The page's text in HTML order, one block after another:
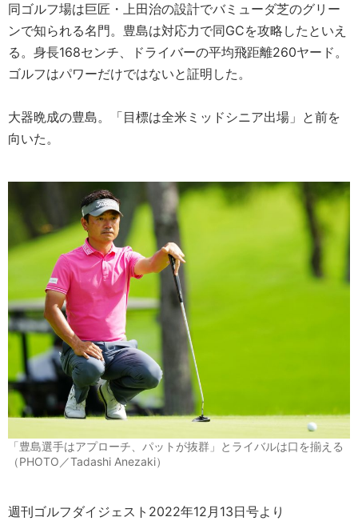
同ゴルフ場は巨匠・上田治の設計でバミューダ芝のグリー
ンで知られる名門。豊島は対応力で同GCを攻略したといえ
る。身長168センチ、ドライバーの平均飛距離260ヤード。
ゴルフはパワーだけではないと証明した。
大器晩成の豊島。「目標は全米ミッドシニア出場」と前を
向いた。
「豊島選手はアプローチ、パットが抜群」とライバルは口を揃える
（PHOTO／Tadashi Anezaki）
週刊ゴルフダイジェスト2022年12月13日号より